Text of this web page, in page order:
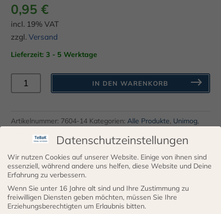
0,95€
incl. 19% VAT
zzgl.Versand
Lieferzeit: 3 - 5 Werktage
Verschlussschrauben
DIN
M14
Form
A
Menge
IN DEN WARENKORB
Artikelnummer: 7604-14 Kategorien:Alle Produkte, Unimog,
Sortiment
Beschreibung
Verschlussschraube
Datenschutzeinstellungen
Wir nutzen Cookies auf unserer Website. Einige von ihnen sind
essenziell, während andere uns helfen, diese Website und Deine
Erfahrung zu verbessern.
Wenn Sie unter 16 Jahre alt sind und Ihre Zustimmung zu
freiwilligen Diensten geben möchten, müssen Sie Ihre
Erziehungsberechtigten um Erlaubnis bitten.